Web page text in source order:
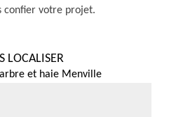
confier votre projet.
LOCALISER
arbre et haie Menville